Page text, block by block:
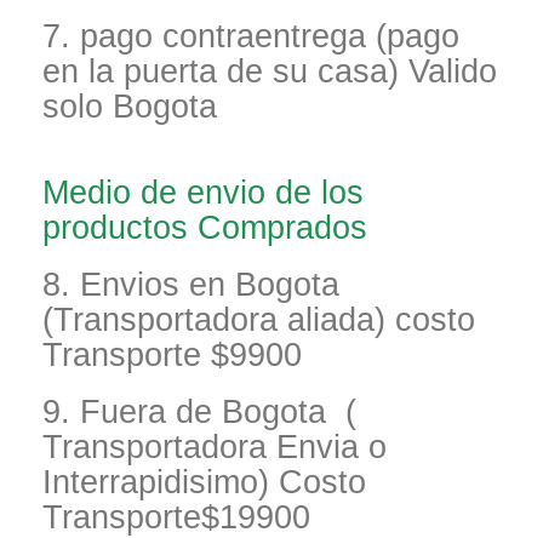
7. pago contraentrega (pago
en la puerta de su casa) Valido
solo Bogota
Medio de envio de los
productos Comprados
8. Envios en Bogota
(Transportadora aliada) costo
Transporte $9900
9. Fuera de Bogota (
Transportadora Envia o
Interrapidisimo) Costo
Transporte$19900